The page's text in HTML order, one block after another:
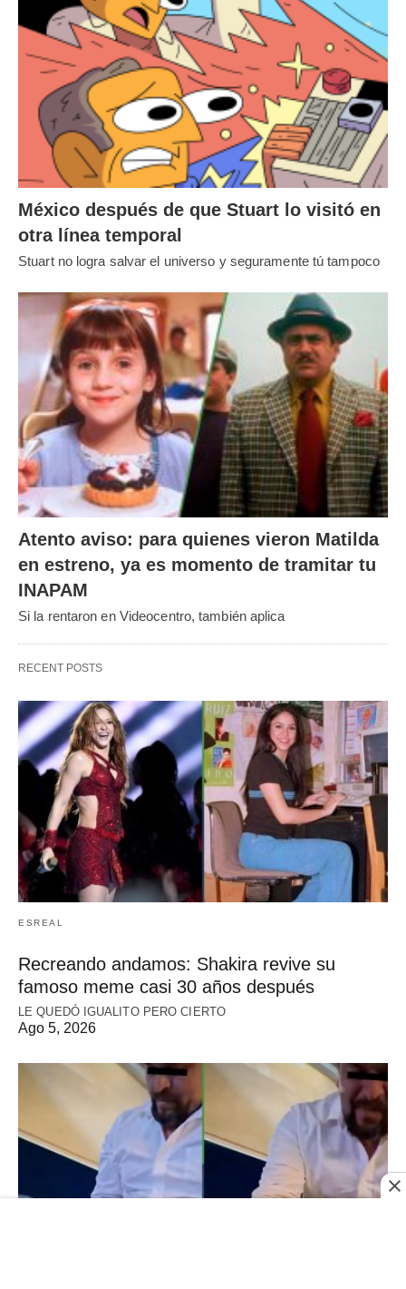
México después de que Stuart lo visitó en
otra línea temporal
Stuart no logra salvar el universo y seguramente tú tampoco
Atento aviso: para quienes vieron Matilda
en estreno, ya es momento de tramitar tu
INAPAM
Si la rentaron en Videocentro, también aplica
RECENT POSTS
ESREAL
Recreando andamos: Shakira revive su
famoso meme casi 30 años después
LE QUEDÓ IGUALITO PERO CIERTO
Ago 5, 2026